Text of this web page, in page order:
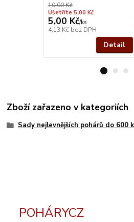
10,00 Kč
Ušetříte 5,00 Kč
5,00 Kč/ks
4,13 Kč bez DPH
Detail
Zboží zařazeno v kategoriích
Sady nejlevnějších pohárů do 600
POHÁRYCZ